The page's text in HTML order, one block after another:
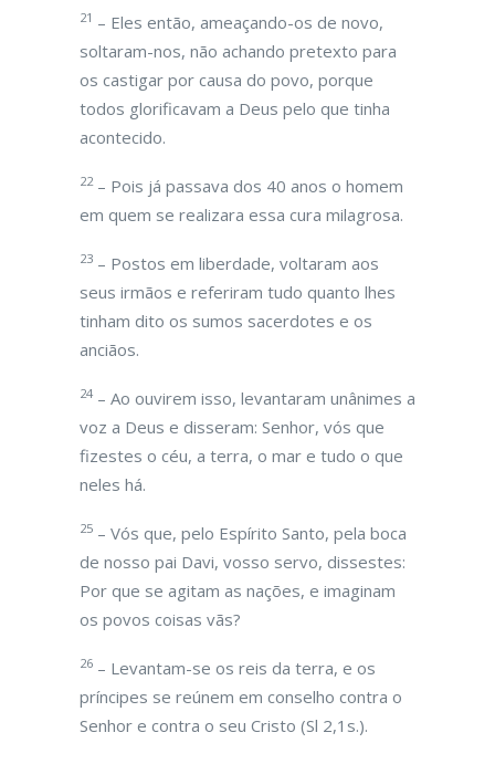
21 – Eles então, ameaçando-os de novo,
soltaram-nos, não achando pretexto para
os castigar por causa do povo, porque
todos glorificavam a Deus pelo que tinha
acontecido.
22– Pois já passava dos 40 anos o homem
em quem se realizara essa cura milagrosa.
23 – Postos em liberdade, voltaram aos
seus irmãos e referiram tudo quanto lhes
tinham dito os sumos sacerdotes e os
anciãos.
24 – Ao ouvirem isso, levantaram unânimes a
voz a Deus e disseram: Senhor, vós que
fizestes o céu, a terra, o mar e tudo o que
neles há.
25 – Vós que, pelo Espírito Santo, pela boca
de nosso pai Davi, vosso servo, dissestes:
Por que se agitam as nações, e imaginam
os povos coisas vãs?
26 – Levantam-se os reis da terra, e os
príncipes se reúnem em conselho contra o
Senhor e contra o seu Cristo (Sl 2,1s.).